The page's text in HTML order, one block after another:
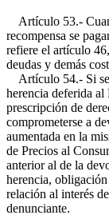
Artículo 53.-
recompensa se
refiere el artículo
deudas y demás
Artículo 54.- Si se
herencia deferida al
prescripción de
comprometerse a
aumentada en la
de Precios al
anterior al de la
herencia,
relación al interés
denunciante.